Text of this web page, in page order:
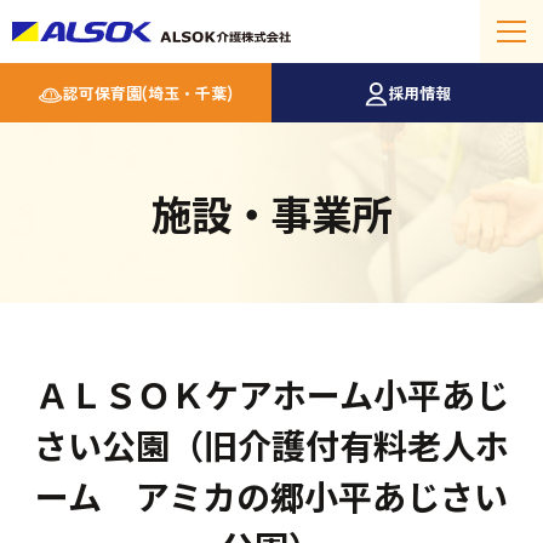
認可保育園(埼玉・千葉) 採用情報
施設・事業所
ＡＬＳＯＫケアホーム小平あじ
さい公園（旧介護付有料老人ホ
ーム アミカの郷小平あじさい